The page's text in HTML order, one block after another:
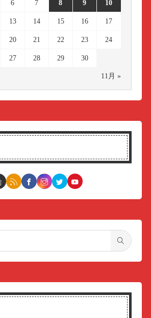
6 7 8 9 10
13 14 15 16 17
20 21 22 23 24
27 28 29 30
11月 »